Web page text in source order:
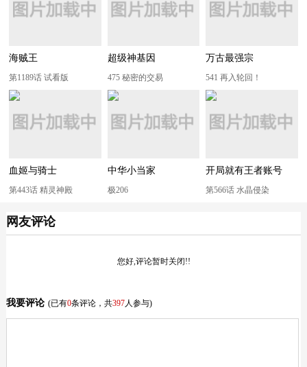
海贼王
第1189话 试看版
超级神基因
475 秘密的交易
万古最强宗
541 再入轮回！
血姬与骑士
第443话 精灵神殿
中华小当家
极206
开局就有王者账号
第566话 水晶侵染
网友评论
您好,评论暂时关闭!!
我要评论 (已有0条评论，共397人参与)